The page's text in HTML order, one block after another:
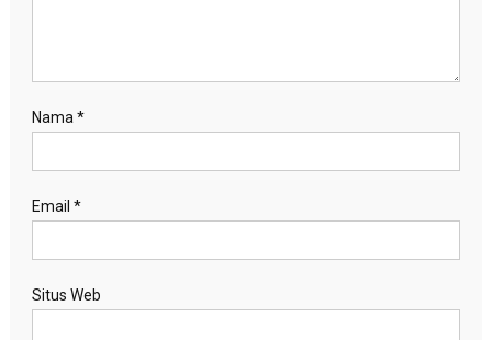
Nama *
Email *
Situs Web